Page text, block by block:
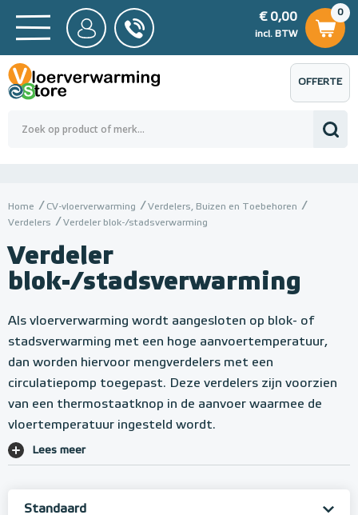
BTW
0,00
0
€ 0,00
incl. BTW
€ 0,00
OFFERTE
AANVRAGEN
Home CV-vloerverwarming
Verdelers, Buizen en Toebehoren
Verdelers
Verdeler blok-/stadsverwarming
Verdeler
blok-/stadsverwarming
Als vloerverwarming wordt aangesloten op blok- of
stadsverwarming met een hoge aanvoertemperatuur,
dan worden hiervoor mengverdelers met een
circulatiepomp toegepast. Deze verdelers zijn voorzien
van een thermostaatknop in de aanvoer waarmee de
vloertemperatuur ingesteld wordt.
Lees meer